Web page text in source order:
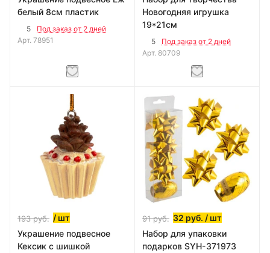
белый 8см пластик
5
Под заказ от 2 дней
Арт. 78951
Новогодняя игрушка
19*21см
5
Под заказ от 2 дней
Арт. 80709
193руб. / шт
Украшение подвесное
Кексик с шишкой
91руб. 32 руб. / шт
Набор для упаковки
подарков SYH-371973